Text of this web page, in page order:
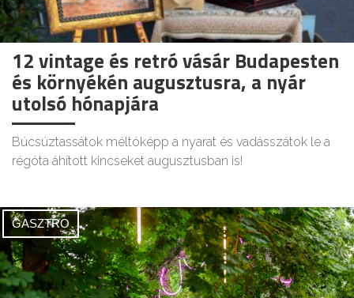
12 vintage és retró vásár Budapesten
és környékén augusztusra, a nyár
utolsó hónapjára
Búcsúztassátok méltóképp a nyarat és vadásszátok le a
régóta áhított kincseket augusztusban is!
GASZTRO